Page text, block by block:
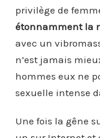
privilège de
étonnamment la
avec un
n’est jamais
hommes eux ne
sexuelle intense
Une fois la gêne